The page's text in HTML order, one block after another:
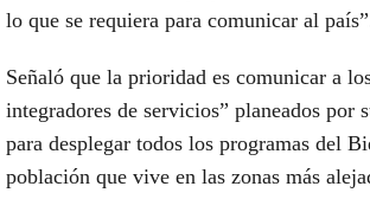
lo que se requiera para comunicar al
Señaló que la prioridad es comunicar a
integradores de servicios” planeados por
para desplegar todos los programas del
población que vive en las zonas más